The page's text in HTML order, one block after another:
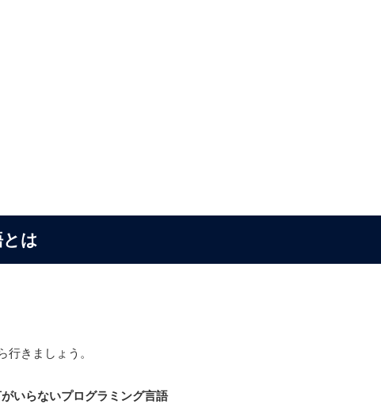
は
行きましょう。
いらないプログラミング言語